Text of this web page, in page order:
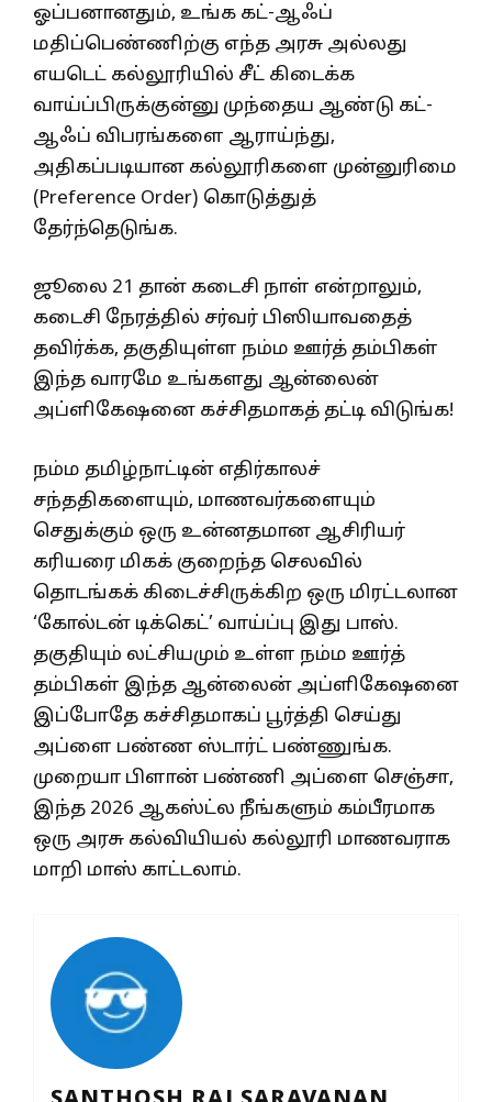
ஓப்பனானதும், உங்க கட்-ஆஃப்
மதிப்பெண்ணிற்கு எந்த அரசு அல்லது
எயடெட் கல்லூரியில் சீட் கிடைக்க
வாய்ப்பிருக்குன்னு முந்தைய ஆண்டு கட்-
ஆஃப் விபரங்களை ஆராய்ந்து,
அதிகப்படியான கல்லூரிகளை முன்னுரிமை
(Preference Order) கொடுத்துத்
தேர்ந்தெடுங்க.
ஜூலை 21 தான் கடைசி நாள் என்றாலும்,
கடைசி நேரத்தில் சர்வர் பிஸியாவதைத்
தவிர்க்க, தகுதியுள்ள நம்ம ஊர்த் தம்பிகள்
இந்த வாரமே உங்களது ஆன்லைன்
அப்ளிகேஷனை கச்சிதமாகத் தட்டி விடுங்க!
நம்ம தமிழ்நாட்டின் எதிர்காலச்
சந்ததிகளையும், மாணவர்களையும்
செதுக்கும் ஒரு உன்னதமான ஆசிரியர்
கரியரை மிகக் குறைந்த செலவில்
தொடங்கக் கிடைச்சிருக்கிற ஒரு மிரட்டலான
‘கோல்டன் டிக்கெட்’ வாய்ப்பு இது பாஸ்.
தகுதியும் லட்சியமும் உள்ள நம்ம ஊர்த்
தம்பிகள் இந்த ஆன்லைன் அப்ளிகேஷனை
இப்போதே கச்சிதமாகப் பூர்த்தி செய்து
அப்ளை பண்ண ஸ்டார்ட் பண்ணுங்க.
முறையா பிளான் பண்ணி அப்ளை செஞ்சா,
இந்த 2026 ஆகஸ்ட்ல நீங்களும் கம்பீரமாக
ஒரு அரசு கல்வியியல் கல்லூரி மாணவராக
மாறி மாஸ் காட்டலாம்.